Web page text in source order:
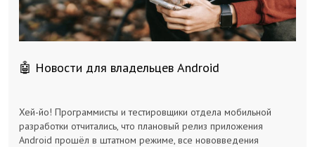
🤖 Новости для владельцев Android
Хей-йо! Программисты и тестировщики отдела мобильной
разработки отчитались, что плановый релиз приложения
Android прошёл в штатном режиме, все нововведения